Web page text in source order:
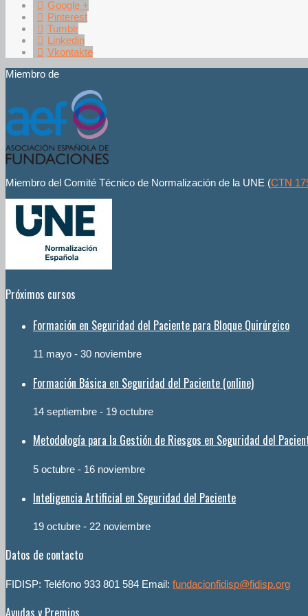
Google +
Pinterest
Tumblr
Linkedin
Vkontakte
Miembro de
Miembro del Comité Técnico de Normalización de la UNE (CTN
Próximos cursos
Formación en Seguridad del Paciente para Bloque Quirúrgico
11 mayo - 30 noviembre
Formación Básica en Seguridad del Paciente (online)
14 septiembre - 19 octubre
Metodología para la Gestión de Riesgos en Seguridad del
5 octubre - 16 noviembre
Inteligencia Artificial en Seguridad del Paciente
19 octubre - 22 noviembre
Datos de contacto
FIDISP: Teléfono 933 801 584 Email: fundacionfidisp@fidisp.org
Ayudas y Premios